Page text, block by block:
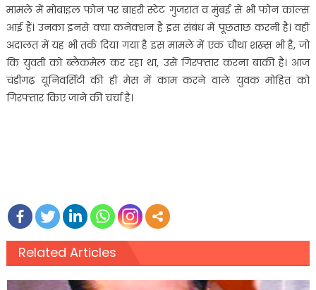
मामले में मोबाइल फोन पर बाहरी स्टेट गुजरात व मुंबई से भी फोन काल्स
आई हैं। उनका इनसे क्या कनेक्शन है इस संबंध में पूछताछ करनी है। वहीं
अदालत में यह भी तर्क दिया गया है इस मामले में एक चौथा शख्स भी है, जो
कि युवती को ब्लैकमेल कर रहा था, उसे गिरफ्तार करना बाकी है। आज
चंडीगढ़ यूनिवर्सिटी की ही मेस में काम करने वाले युवक मोहित को
गिरफ्तार किए जाने की चर्चा है।
Related Articles